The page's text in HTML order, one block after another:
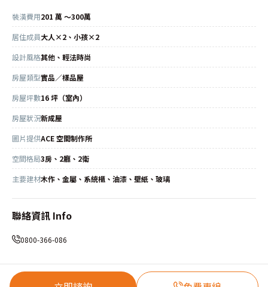
裝潢費用201 萬 ～300萬
居住成員大人×2、小孩×2
設計風格其他、輕法時尚
房屋類型實品／樣品屋
房屋坪數16 坪（室內）
房屋狀況新成屋
圖片提供ACE 空間制作所
空間格局3房、2廳、2衛
主要建材木作、金屬、系統櫃、油漆、壁紙、玻璃
聯絡資訊 Info
0800-366-086